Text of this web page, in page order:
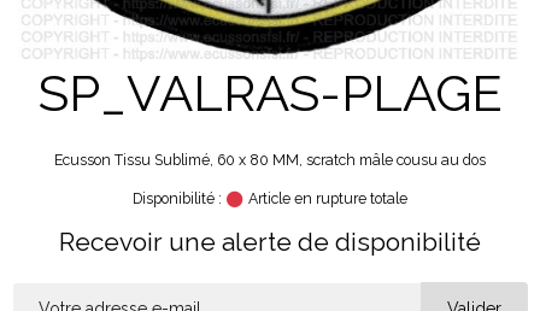
SP_VALRAS-PLAGE
Ecusson Tissu Sublimé, 60 x 80 MM, scratch mâle cousu au dos
Disponibilité : Article en rupture totale
Recevoir une alerte de disponibilité